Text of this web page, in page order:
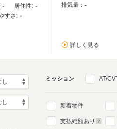
- 居住性: -
すさ: -
排気量： -
詳しく見る
ミッション AT/
新着物件
支払総額あり